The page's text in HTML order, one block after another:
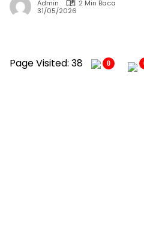
Admin
2 Min Baca
31/05/2026
Page Visited: 38 0